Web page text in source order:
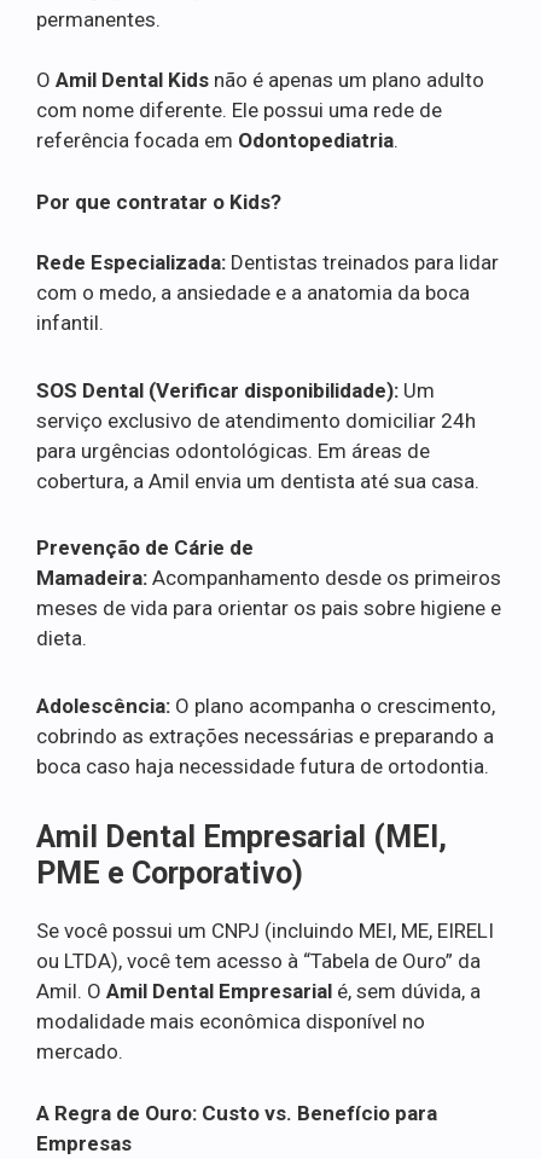
permanentes.
O Amil Dental Kids não é apenas um plano adulto
com nome diferente. Ele possui uma rede de
referência focada em Odontopediatria.
Por que contratar o Kids?
Rede Especializada: Dentistas treinados para lidar
com o medo, a ansiedade e a anatomia da boca
infantil.
SOS Dental (Verificar disponibilidade): Um
serviço exclusivo de atendimento domiciliar 24h
para urgências odontológicas. Em áreas de
cobertura, a Amil envia um dentista até sua casa.
Prevenção de Cárie de
Mamadeira: Acompanhamento desde os primeiros
meses de vida para orientar os pais sobre higiene e
dieta.
Adolescência: O plano acompanha o crescimento,
cobrindo as extrações necessárias e preparando a
boca caso haja necessidade futura de ortodontia.
Amil Dental Empresarial (MEI,
PME e Corporativo)
Se você possui um CNPJ (incluindo MEI, ME, EIRELI
ou LTDA), você tem acesso à “Tabela de Ouro” da
Amil. O Amil Dental Empresarial é, sem dúvida, a
modalidade mais econômica disponível no
mercado.
A Regra de Ouro: Custo vs. Benefício para
Empresas